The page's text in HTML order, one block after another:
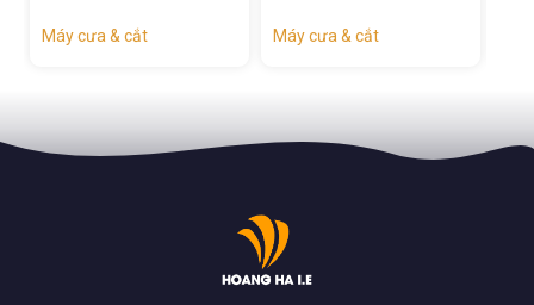
Máy cưa & cắt Máy cưa & cắt